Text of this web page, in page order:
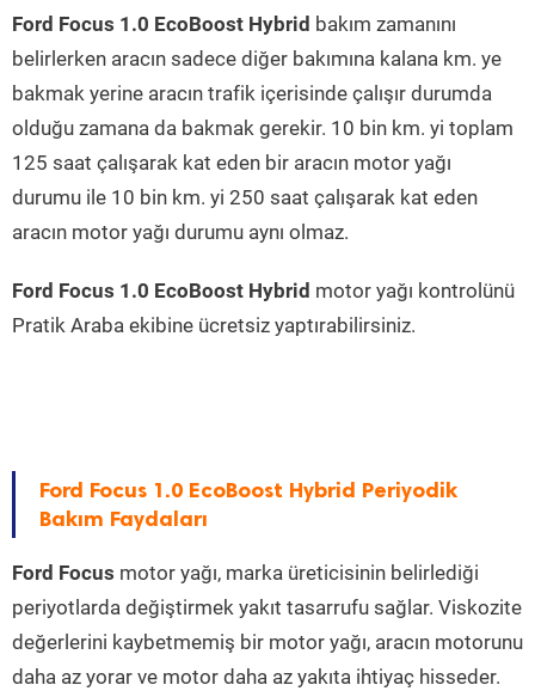
Ford Focus 1.0 EcoBoost Hybrid bakım zamanını
belirlerken aracın sadece diğer bakımına kalana km. ye
bakmak yerine aracın trafik içerisinde çalışır durumda
olduğu zamana da bakmak gerekir. 10 bin km. yi toplam
125 saat çalışarak kat eden bir aracın motor yağı
durumu ile 10 bin km. yi 250 saat çalışarak kat eden
aracın motor yağı durumu aynı olmaz.
Ford Focus 1.0 EcoBoost Hybrid motor yağı kontrolünü
Pratik Araba ekibine ücretsiz yaptırabilirsiniz.
Ford Focus 1.0 EcoBoost Hybrid Periyodik
Bakım Faydaları
Ford Focus motor yağı, marka üreticisinin belirlediği
periyotlarda değiştirmek yakıt tasarrufu sağlar. Viskozite
değerlerini kaybetmemiş bir motor yağı, aracın motorunu
daha az yorar ve motor daha az yakıta ihtiyaç hisseder.